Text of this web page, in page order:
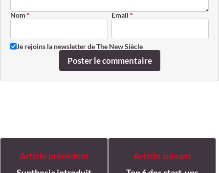
Nom * Email *
Je rejoins la newsletter de The New Siècle
Poster le commentaire
Article précédent
Article suivant